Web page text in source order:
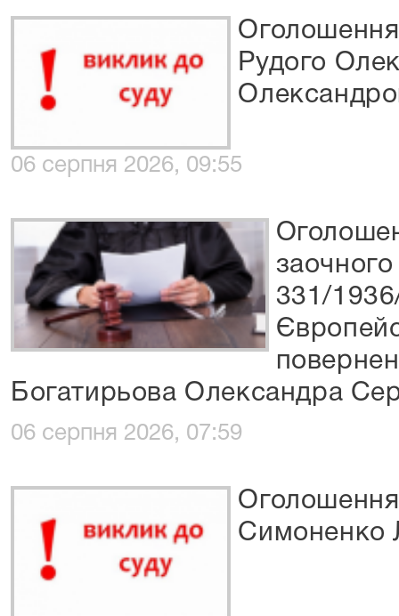
Рудого
06 серпня 2026, 09:55
331/
Богатирьова Олександра
06 серпня 2026, 07:59
Симоненко